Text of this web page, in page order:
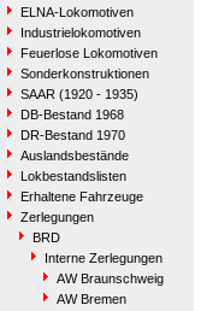
ELNA-Lokomotiven
Industrielokomotiven
Feuerlose Lokomotiven
Sonderkonstruktionen
SAAR (1920 - 1935)
DB-Bestand 1968
DR-Bestand 1970
Auslandsbestände
Lokbestandslisten
Erhaltene Fahrzeuge
Zerlegungen
BRD
Interne Zerlegungen
AW Braunschweig
AW Bremen